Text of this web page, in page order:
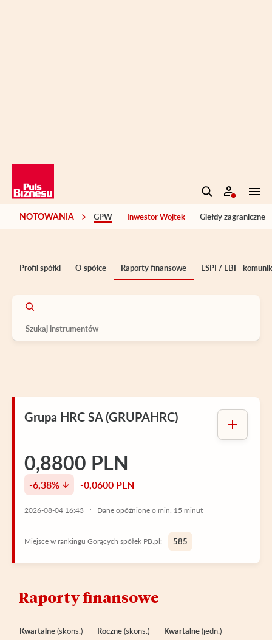
NOTOWANIA GPW Inwestor Wojtek Giełdy zagraniczne
Profil spółki O spółce Raporty finansowe ESPI / EBI -
Grupa HRC SA (GRUPAHRC)
0,8800 PLN
-6,38% -0,0600 PLN
2026-08-04 16:43 Dane opóźnione o min. 15 minut
Miejsce w rankingu Gorących spółek PB.pl: 585
Raporty finansowe
Kwartalne(skons.) Roczne(skons.) Kwartalne(jedn.)